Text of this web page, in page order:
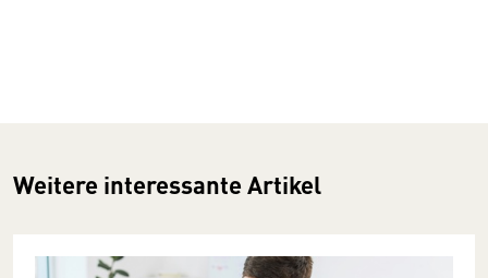
Weitere interessante Artikel